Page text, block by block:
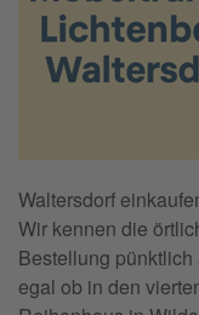
Waltersdorf
Wir kennen die
Bestellung
egal ob in den